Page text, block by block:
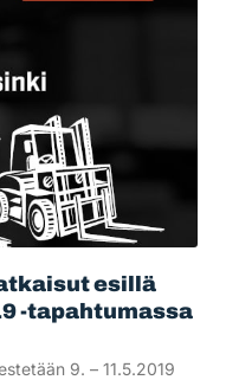
esillä
-tapahtumassa
9. – 11.5.2019